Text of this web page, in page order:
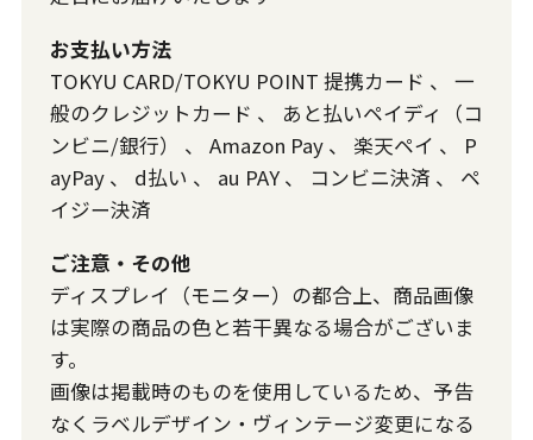
お支払い方法
TOKYU CARD/TOKYU POINT 提携カード 、 一
般のクレジットカード 、 あと払いペイディ（コ
ンビニ/銀行）
、 Amazon Pay、 楽天ペイ 、 P
ayPay、 d払い 、 au PAY、 コンビニ決済 、 ペ
イジー決済
ご注意・その他
ディスプレイ（モニター）の都合上、商品画像
は実際の商品の色と若干異なる場合がございま
す。
画像は掲載時のものを使用しているため、予告
なくラベルデザイン・ヴィンテージ変更になる